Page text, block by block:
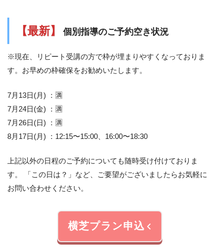
【最新】 個別指導のご予約空き状況
※現在、リピート受講の方で枠が埋まりやすくなっておりま
す。お早めの枠確保をお勧めいたします。
7月13日(月) ：🈵
7月24日(金) ：🈵
7月26日(日) ：🈵
8月17日(月) ：12:15〜15:00、16:00〜18:30
上記以外の日程のご予約についても随時受け付けておりま
す。 「この日は？」など、ご要望がございましたらお気軽に
お問い合わせください。
横芝プラン申込